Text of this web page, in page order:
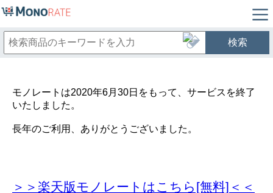
検索
モノレートは2020年6月30日をもって、サービスを終了
いたしました。
長年のご利用、ありがとうございました。
＞＞楽天版モノレートはこちら[無料]＜＜